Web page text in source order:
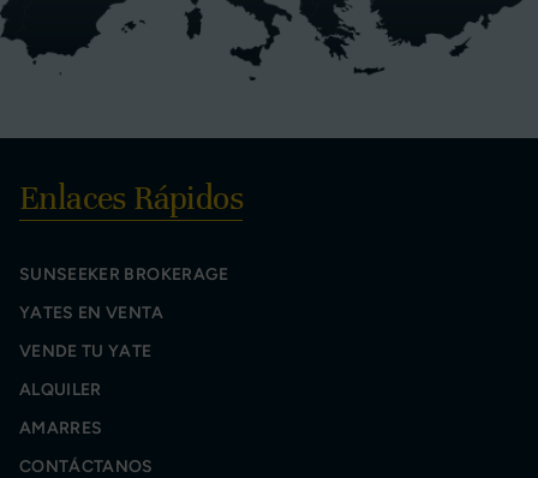
Enlaces Rápidos
SUNSEEKER BROKERAGE
YATES EN VENTA
VENDE TU YATE
ALQUILER
AMARRES
CONTÁCTANOS